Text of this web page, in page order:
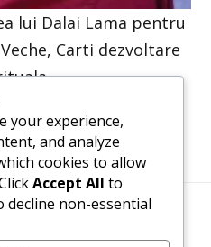
lui Dalai Lama pentru
Carti dezvoltare
Datelor (GDPR)
your experience,
and analyze
cookies to allow
Accept All to
decline non-essential